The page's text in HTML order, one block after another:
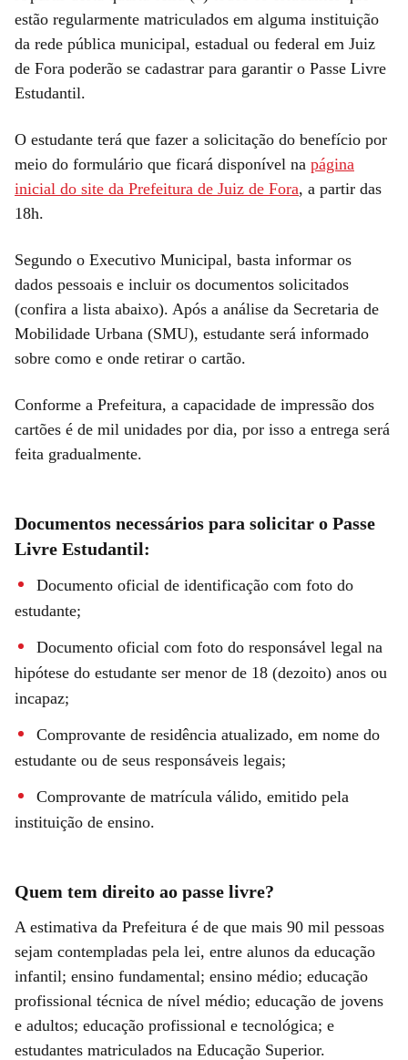
estão regularmente matriculados em alguma instituição
da rede pública municipal, estadual ou federal em Juiz
de Fora poderão se cadastrar para garantir o Passe Livre
Estudantil.
O estudante terá que fazer a solicitação do benefício por
meio do formulário que ficará disponível na página
inicial do site da Prefeitura de Juiz de Fora, a partir das
18h.
Segundo o Executivo Municipal, basta informar os
dados pessoais e incluir os documentos solicitados
(confira a lista abaixo). Após a análise da Secretaria de
Mobilidade Urbana (SMU), estudante será informado
sobre como e onde retirar o cartão.
Conforme a Prefeitura, a capacidade de impressão dos
cartões é de mil unidades por dia, por isso a entrega será
feita gradualmente.
Documentos necessários para solicitar o Passe
Livre Estudantil:
Documento oficial de identificação com foto do
estudante;
Documento oficial com foto do responsável legal na
hipótese do estudante ser menor de 18 (dezoito) anos ou
incapaz;
Comprovante de residência atualizado, em nome do
estudante ou de seus responsáveis legais;
Comprovante de matrícula válido, emitido pela
instituição de ensino.
Quem tem direito ao passe livre?
A estimativa da Prefeitura é de que mais 90 mil pessoas
sejam contempladas pela lei, entre alunos da educação
infantil; ensino fundamental; ensino médio; educação
profissional técnica de nível médio; educação de jovens
e adultos; educação profissional e tecnológica; e
estudantes matriculados na Educação Superior.